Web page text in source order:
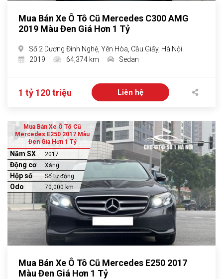
Mua Bán Xe Ô Tô Cũ Mercedes C300 AMG
2019 Màu Đen Giá Hơn 1 Tỷ
Số 2 Dương Đình Nghệ, Yên Hòa, Cầu Giấy, Hà Nội
2019
64,374 km Sedan
1 tỷ 120 triệu Liên hệ
Mua Bán Xe Ô Tô Cũ
Mercedes E250 2017 Màu
Đen Giá Hơn 1 Tỷ
Năm SX 2017
Động cơ Xăng
Hộp số Số tự động
Odo 70,000 km
Mua Bán Xe Ô Tô Cũ Mercedes E250 2017
Màu Đen Giá Hơn 1 Tỷ